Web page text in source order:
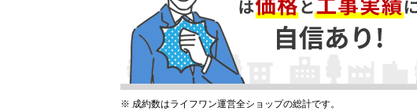
※ 成約数はライフワン運営全ショップの総計です。